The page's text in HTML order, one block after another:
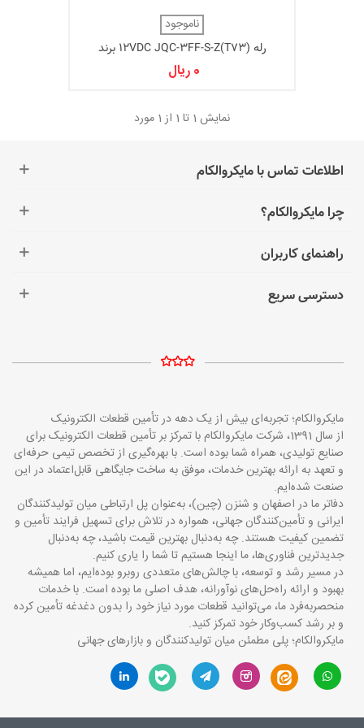
ناموجود
رله 12VDC JQC-3FF-S-Z(T73) برند
TONGLING
0 ریال
نمایش 1 تا 1 از 1 مورد
اطلاعات تماس با مایکروالکام
چرا مایکروالکام؟
راهنمای کاربران
دسترسی سریع
مایکروالکام؛ تجربه‌ای بیش از یک دهه در تأمین قطعات الکترونیک
از سال 1391، شرکت مایکروالکام با تمرکز بر تأمین قطعات الکترونیک برای
صنایع تولیدی، همراه شما بوده است. با بهره‌گیری از تخصص تیمی حرفه‌ای
و تعهد به ارائه بهترین خدمات، موفق به ساخت جایگاهی قابل‌اعتماد در این
صنعت شده‌ایم.
دفاتر ما در اصفهان و شنزن (چین)، به‌عنوان پل ارتباطی میان تولیدکنندگان
ایرانی و تأمین‌کنندگان جهانی، همواره در تلاش برای تسهیل فرایند تأمین و
تضمین کیفیت هستند. چه به‌دنبال بهترین قیمت باشید، چه به‌دنبال
جدیدترین فناوری‌ها، ما اینجا هستیم تا شما را یاری کنیم.
در مسیر رشد و توسعه، با چالش‌های متعددی روبرو بوده‌ایم، اما همیشه
بهبود و ارائه راه‌حل‌های نوآورانه، هدف اصلی ما بوده است. با خدمات
منحصربه‌فرد ما، می‌توانید قطعات مورد نیاز خود را بدون دغدغه تأمین کرده
و بر رشد کسب‌وکار خود تمرکز کنید.
مایکروالکام؛ پلی مطمئن میان تولیدکنندگان و بازارهای جهانی